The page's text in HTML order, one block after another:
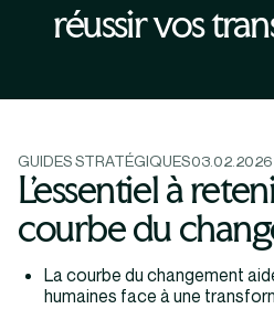
réussir vos
GUIDES STRATÉGIQUES03.02.2026
L’essentiel à
courbe du
La courbe du changement
humaines face à une